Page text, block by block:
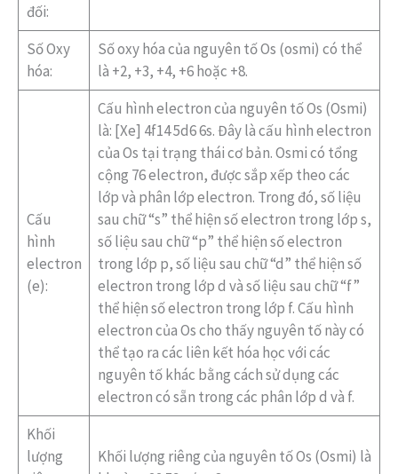
đối:
Số Oxy
hóa:
Số oxy hóa của nguyên tố Os (osmi) có thể
là +2, +3, +4, +6 hoặc +8.
Cấu
hình
electron
(e):
Cấu hình electron của nguyên tố Os (Osmi)
là: [Xe] 4f14 5d6 6s. Đây là cấu hình electron
của Os tại trạng thái cơ bản. Osmi có tổng
cộng 76 electron, được sắp xếp theo các
lớp và phân lớp electron. Trong đó, số liệu
sau chữ “s” thể hiện số electron trong lớp s,
số liệu sau chữ “p” thể hiện số electron
trong lớp p, số liệu sau chữ “d” thể hiện số
electron trong lớp d và số liệu sau chữ “f”
thể hiện số electron trong lớp f. Cấu hình
electron của Os cho thấy nguyên tố này có
thể tạo ra các liên kết hóa học với các
nguyên tố khác bằng cách sử dụng các
electron có sẵn trong các phân lớp d và f.
Khối
lượng
Khối lượng riêng của nguyên tố Os (Osmi) là